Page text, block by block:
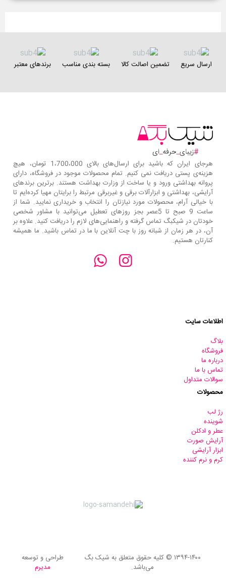
ارسال سریع تضمین اصالت کالا بسته بندی مناسب برندهای معتبر
هرجای ایران که باشید برای ارسال‌های بالای 1،700،000 تومان، هیچ
هزینه‌ی پستی دریافت نمی کنیم. تمام محصولات موجود در فروشگاه، دارای
پروانه بهداشتی ورود و یا ساخت از وزارت بهداشت هستند. برترین‌ برندهای
آرایشی، بهداشتی و ابزارآلات برقی و غیربرقی مرتبط را برایتان مهیا کرده‌ایم تا
با خیالی آرام، محصولات مورد نیازتان را انتخاب و خریداری نمایید. شما از
ساعت 9 صبح تا 5عصر بجز روزهای تعطیل می‌توانید با مشاور شخصی
خودتان در شیکبگ تماس گرفته و راهنمایی‌های لازم را دریافت کنید. علاوه بر
آن، در هر زمان از شبانه روز با چت آنلاین با ما در تماس باشید. ما همیشه
کنارتان هستیم.
اطلاعات سایت
بلاگ
فروشگاه
درباره ما
تماس با ما
سوالات متداول
محصولات
رژ لب
شوینده
عطر و ادکلن
آرایش صورت
ابزار آرایشی
کرم و نرم کننده
۱۳۹۴-۱۴۰۰ © کلیه حقوق متعلق به شیک بگ
می‌باشد.
طراحی و توسعه
مدیرم